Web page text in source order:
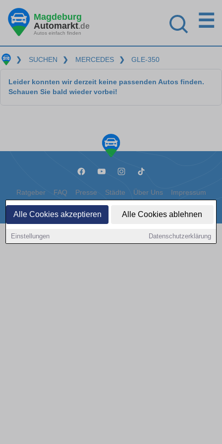
Alle Cookies akzeptieren Alle Cookies ablehnen
Einstellungen Datenschutzerklärung
Magdeburg
Automarkt.de
Autos einfach finden
☰
❯ SUCHEN ❯ MERCEDES ❯ GLE-350
Leider konnten wir derzeit keine passenden Autos finden.
Schauen Sie bald wieder vorbei!
Ratgeber FAQ Presse Städte Über Uns Impressum
Datenschutz Cookies
Copyright © 2000 - 2026 | 1A Infosysteme GmbH | Content by: 1a-sites-autos